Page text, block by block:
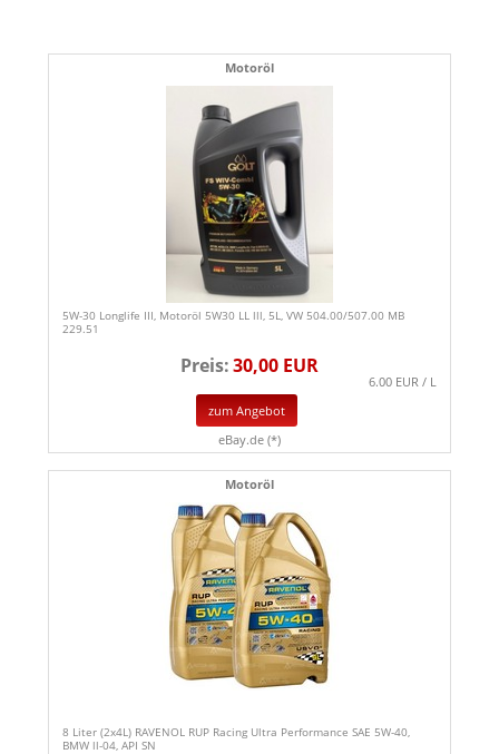
Motoröl
5W-30 Longlife III, Motoröl 5W30 LL lll, 5L, VW 504.00/507.00 MB
229.51
Preis:30,00 EUR
6.00 EUR / L
zum Angebot
eBay.de (*)
Motoröl
8 Liter (2x4L) RAVENOL RUP Racing Ultra Performance SAE 5W-40,
BMW ll-04, API SN